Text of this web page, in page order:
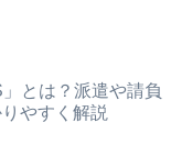
とは？派遣や請負
やすく解説